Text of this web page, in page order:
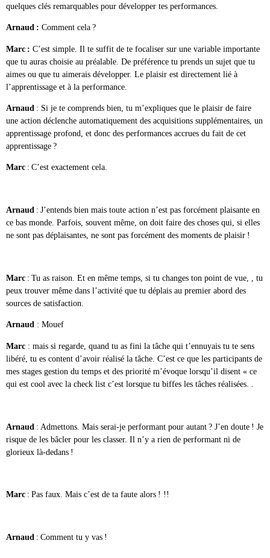
quelques clés remarquables pour développer tes performances.
Arnaud : Comment cela ?
Marc : C’est simple. Il te suffit de te focaliser sur une variable importante
que tu auras choisie au préalable. De préférence tu prends un sujet que tu
aimes ou que tu aimerais développer. Le plaisir est directement lié à
l’apprentissage et à la performance.
Arnaud : Si je te comprends bien, tu m’expliques que le plaisir de faire
une action déclenche automatiquement des acquisitions supplémentaires, un
apprentissage profond, et donc des performances accrues du fait de cet
apprentissage ?
Marc : C’est exactement cela.
Arnaud : J’entends bien mais toute action n’est pas forcément plaisante en
ce bas monde. Parfois, souvent même, on doit faire des choses qui, si elles
ne sont pas déplaisantes, ne sont pas forcément des moments de plaisir !
Marc : Tu as raison. Et en même temps, si tu changes ton point de vue, , tu
peux trouver même dans l’activité que tu déplais au premier abord des
sources de satisfaction.
Arnaud : Mouef
Marc : mais si regarde, quand tu as fini la tâche qui t’ennuyais tu te sens
libéré, tu es content d’avoir réalisé la tâche. C’est ce que les participants de
mes stages gestion du temps et des priorité m’évoque lorsqu’il disent « ce
qui est cool avec la check list c’est lorsque tu biffes les tâches réalisées. .
Arnaud : Admettons. Mais serai-je performant pour autant ? J’en doute ! Je
risque de les bâcler pour les classer. Il n’y a rien de performant ni de
glorieux là-dedans !
Marc : Pas faux. Mais c’est de ta faute alors ! !!
Arnaud : Comment tu y vas !